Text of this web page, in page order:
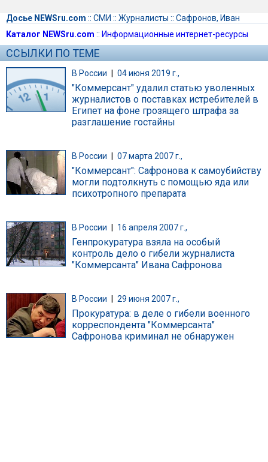
Досье NEWSru.com :: СМИ :: Журналисты :: Сафронов, Иван
Каталог NEWSru.com :: Информационные интернет-ресурсы
ССЫЛКИ ПО ТЕМЕ
В России | 04 июня 2019 г.,
"Коммерсант" удалил статью уволенных
журналистов о поставках истребителей в
Египет на фоне грозящего штрафа за
разглашение гостайны
В России 07 марта 2007 г.,
"Коммерсант": Сафронова к самоубийству
могли подтолкнуть с помощью яда или
психотропного препарата
В России 16 апреля 2007 г.,
Генпрокуратура взяла на особый
контроль дело о гибели журналиста
"Коммерсанта" Ивана Сафронова
В России 29 июня 2007 г.,
Прокуратура: в деле о гибели военного
корреспондента "Коммерсанта"
Сафронова криминал не обнаружен